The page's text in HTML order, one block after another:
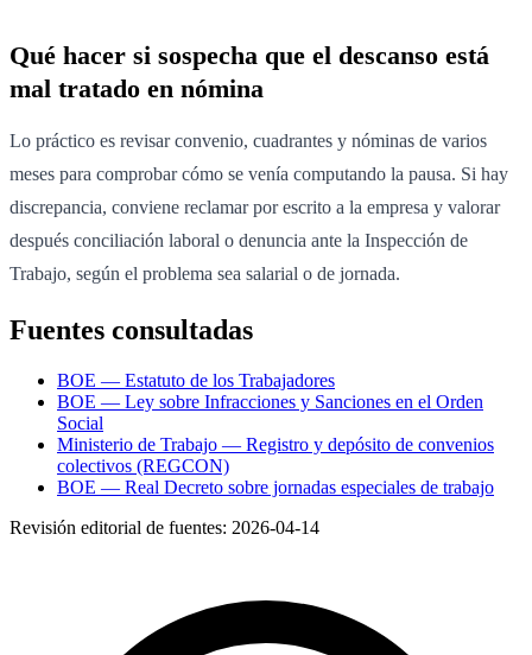
Qué hacer si sospecha que el descanso está
mal tratado en nómina
Lo práctico es revisar convenio, cuadrantes y nóminas de varios
meses para comprobar cómo se venía computando la pausa. Si hay
discrepancia, conviene reclamar por escrito a la empresa y valorar
después conciliación laboral o denuncia ante la Inspección de
Trabajo, según el problema sea salarial o de jornada.
Fuentes consultadas
BOE — Estatuto de los Trabajadores
BOE — Ley sobre Infracciones y Sanciones en el Orden
Social
Ministerio de Trabajo — Registro y depósito de convenios
colectivos (REGCON)
BOE — Real Decreto sobre jornadas especiales de trabajo
Revisión editorial de fuentes: 2026-04-14